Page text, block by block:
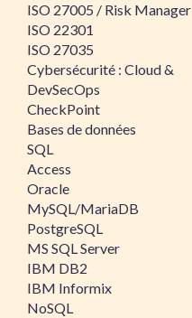
ISO 27005 / Risk Manager
ISO 22301
ISO 27035
Cybersécurité : Cloud &
DevSecOps
CheckPoint
Bases de données
SQL
Access
Oracle
MySQL/MariaDB
PostgreSQL
MS SQL Server
IBM DB2
IBM Informix
NoSQL